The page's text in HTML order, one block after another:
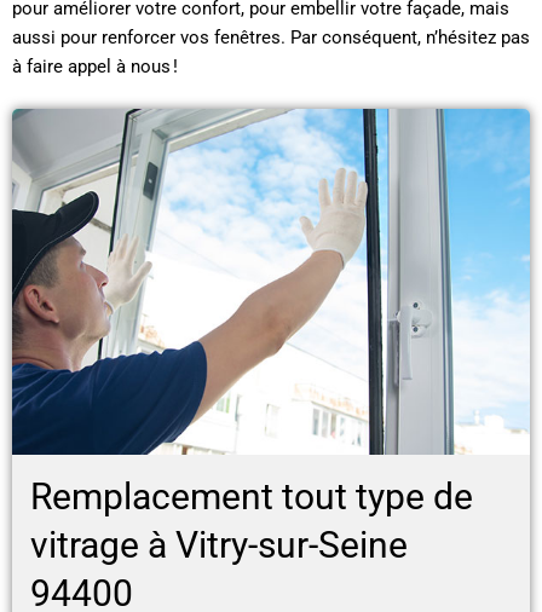
pour améliorer votre confort, pour embellir votre façade, mais
aussi pour renforcer vos fenêtres. Par conséquent, n’hésitez pas
à faire appel à nous !
Remplacement tout type de
vitrage à Vitry-sur-Seine
94400